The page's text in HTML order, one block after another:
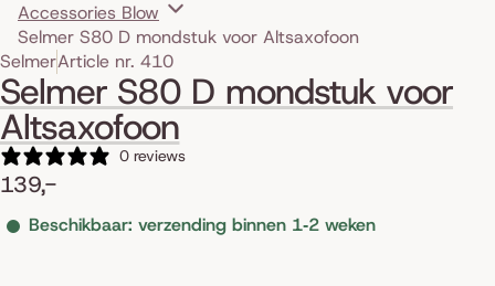
Accessories Blow
Selmer S80 D mondstuk voor Altsaxofoon
Skip to product information
SelmerArticle nr. 410
Selmer S80 D mondstuk voor
Altsaxofoon
0 reviews
139,-
Beschikbaar: verzending binnen 1‑2 weken